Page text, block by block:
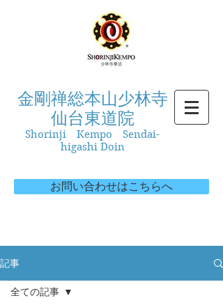
金剛禅総本山少林寺
仙台東道院
Shorinji Kempo Sendai-
higashi Doin
お問い合わせはこちらへ
記事
全ての記事